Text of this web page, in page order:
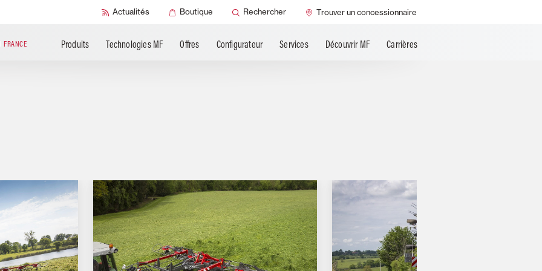
Actualités Boutique Rechercher Trouver un concessionnaire
FRANCE Produits Technologies MF Offres Configurateur Services Découvrir MF Carrières
SMART Check
technique
MF Always Running